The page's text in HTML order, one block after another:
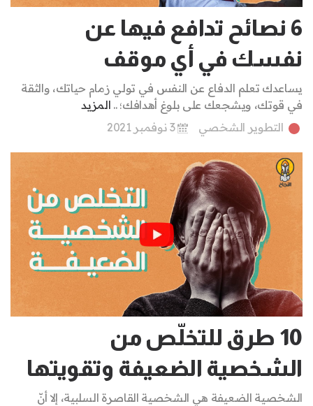
6 نصائح تدافع فيها عن
نفسك في أي موقف
يساعدك تعلم الدفاع عن النفس في تولي زمام حياتك، والثقة
في قوتك، ويشجعك على بلوغ أهدافك؛ .. المزيد
التطوير الشخصي
3 نوفمبر 2021
10 طرق للتخلّص من
الشخصية الضعيفة وتقويتها
الشخصية الضعيفة هي الشخصية القاصرة السلبية، إلا أنّ